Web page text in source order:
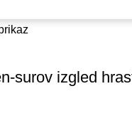
surov izgled